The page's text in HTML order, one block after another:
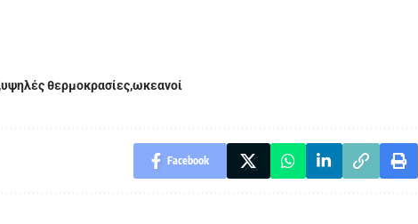
υψηλές θερμοκρασίεςωκεανοί
Facebook